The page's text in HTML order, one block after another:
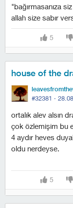
"bağırmasanıza
allah size sabır
5
house of the
#32381 ·
ortalık alev alsın
çok özlemişim bu
4 aydır heves
oldu nerdeyse.
5